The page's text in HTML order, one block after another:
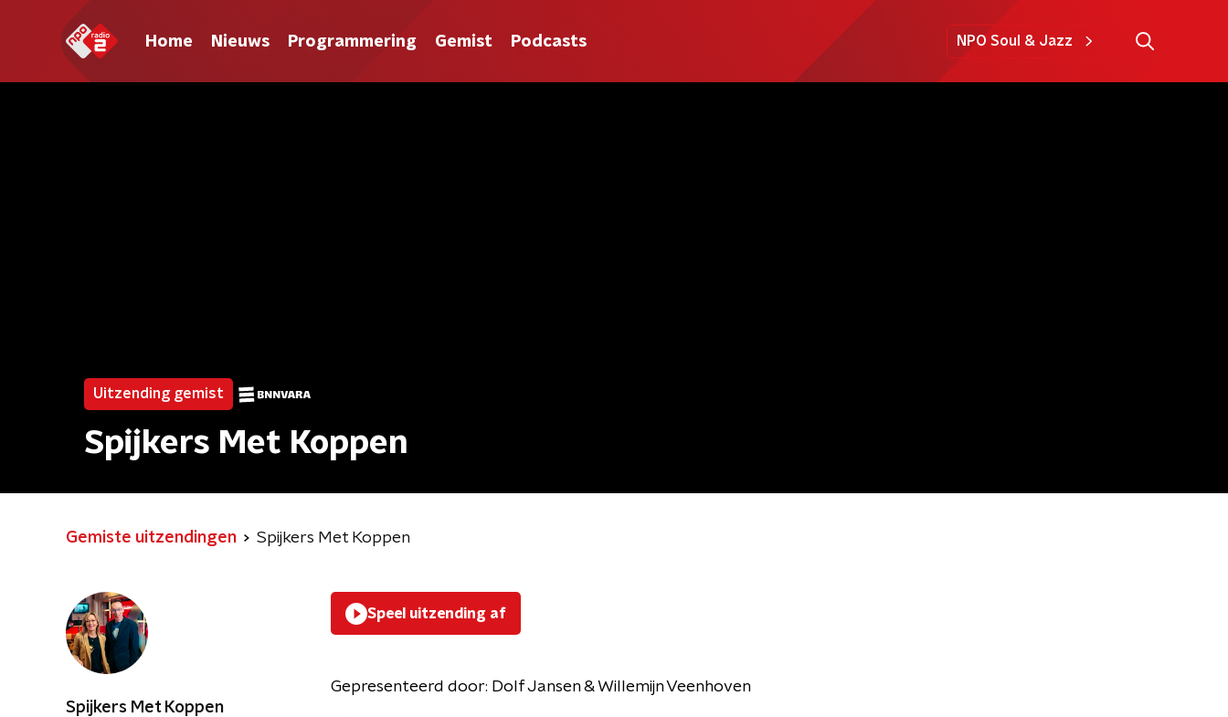
Home Nieuws Programmering Gemist Podcasts NPO Soul & Jazz
Uitzending gemist
Spijkers Met Koppen
Gemiste uitzendingen Spijkers Met Koppen
Spijkers Met Koppen
Speel uitzending af
Gepresenteerd door: Dolf Jansen & Willemijn Veenhoven